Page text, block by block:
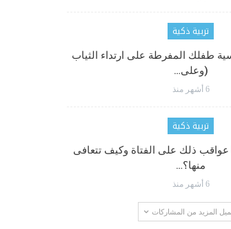
تربية ذكية
طفلك المفرطة على ارتداء الثياب
(وعلى…
6 أشهر منذ
تربية ذكية
ذلك على الفتاة وكيف تتعافى
منها؟…
6 أشهر منذ
المزيد من المشاركات